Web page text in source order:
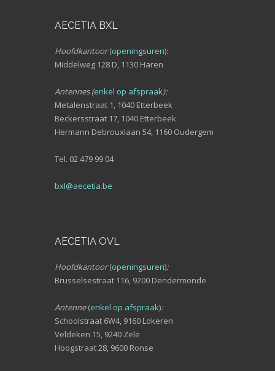
AECETIA BXL
Hoofdkantoor(openingsuren):
Middelweg 128 D, 1130 Haren
Antennes (enkel op afspraak):
Metalenstraat 1, 1040 Etterbeek
Beckersstraat 17, 1040 Etterbeek
Hermann Debrouxlaan 54, 1160 Oudergem
Tel. 02 479 99 04
bxl@aecetia.be
AECETIA OVL
Hoofdkantoor(openingsuren):
Brusselsestraat 116, 9200 Dendermonde
Antenne(enkel op afspraak):
Schoolstraat 6W4, 9160 Lokeren
Veldeken 15, 9240 Zele
Hoogstraat 28, 9600 Ronse